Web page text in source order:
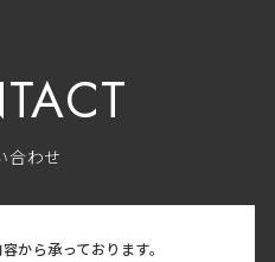
合わせ
から承っております。